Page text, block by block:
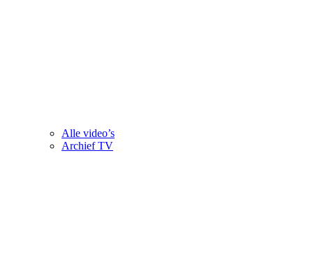
Alle video’s
Archief TV